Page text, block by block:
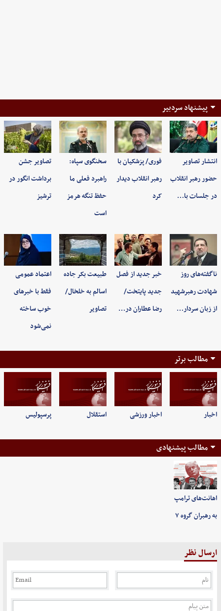
پیشنهاد سردبیر
انتشار تصاویر
حضور رهبر انقلاب
در جلسات با…
فوری/ پزشکیان با
رهبر انقلاب دیدار
کرد
سخنگوی سپاه:
راهبرد فعلی ما
حفظ تنگه هرمز
است
تصاویر جشن
برداشت انگور در
ترشیز
ناگفته‌های روز
شهادت رهبرشهید
از زبان سردار…
خبر جدید از فصل
جدید پایتخت/
رضا عطاران در…
طبیعت بکر جاده
اسالم به خلخال/
تصاویر
اعتماد عمومی
فقط با خبرهای
خوب ساخته
نمی‌شود
مطالب برتر
اخبار اخبار ورزشی استقلال پرسپولیس
مطالب پیشنهادی
اهانت‌های ترامپ
به رهبران گروه ۷
ارسال نظر